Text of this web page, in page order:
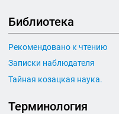
Библиотека
Рекомендовано к чтению
Записки наблюдателя
Тайная козацкая наука.
Терминология